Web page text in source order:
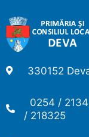
330152
0254 /
/ 218325